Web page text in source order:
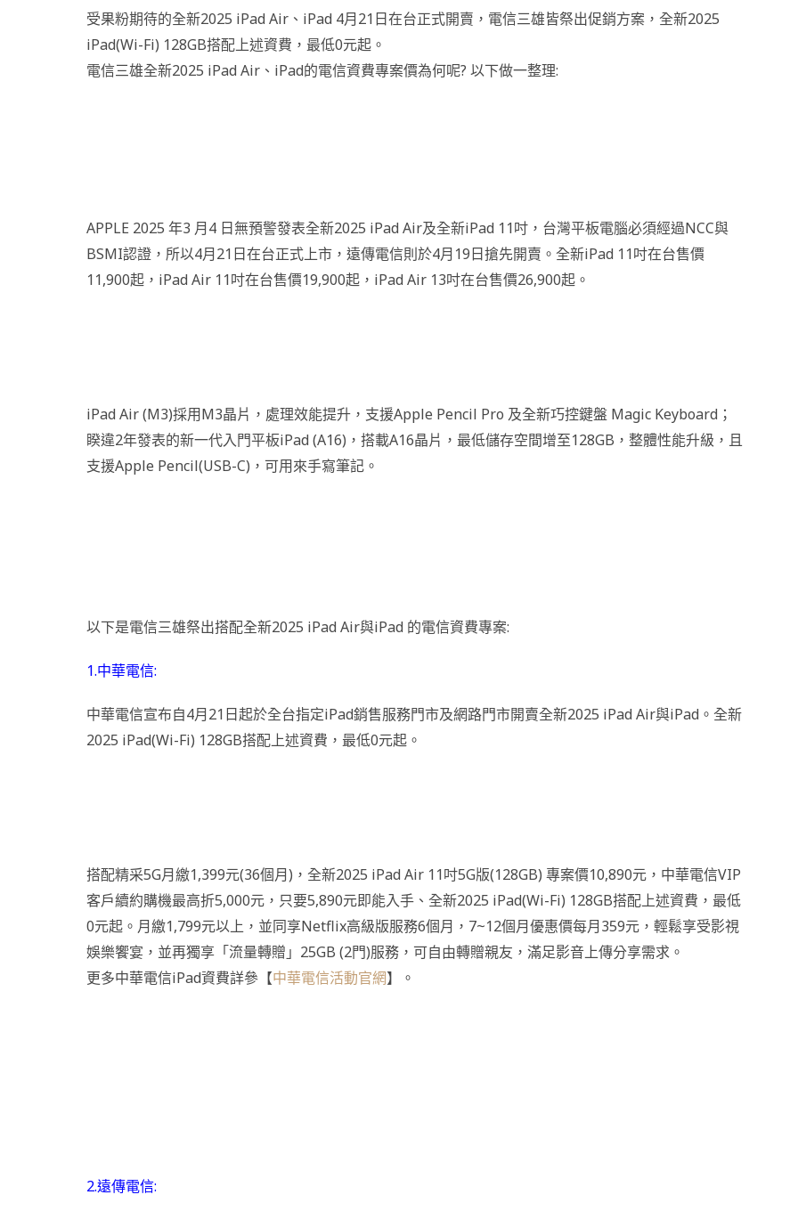
受果粉期待的全新2025 iPad Air、iPad 4月21日在台正式開賣，電信三雄皆祭出促銷方案，全新2025
iPad(Wi-Fi) 128GB搭配上述資費，最低0元起。
電信三雄全新2025 iPad Air、iPad的電信資費專案價為何呢? 以下做一整理:
APPLE 2025 年3 月4 日無預警發表全新2025 iPad Air及全新iPad 11吋，台灣平板電腦必須經過NCC與
BSMI認證，所以4月21日在台正式上市，遠傳電信則於4月19日搶先開賣。全新iPad 11吋在台售價
11,900起，iPad Air 11吋在台售價19,900起，iPad Air 13吋在台售價26,900起。
iPad Air (M3)採用M3晶片，處理效能提升，支援Apple Pencil Pro 及全新巧控鍵盤 Magic Keyboard；
睽違2年發表的新一代入門平板iPad (A16)，搭載A16晶片，最低儲存空間增至128GB，整體性能升級，且
支援Apple Pencil(USB-C)，可用來手寫筆記。
以下是電信三雄祭出搭配全新2025 iPad Air與iPad 的電信資費專案:
1.中華電信:
中華電信宣布自4月21日起於全台指定iPad銷售服務門市及網路門市開賣全新2025 iPad Air與iPad。全新
2025 iPad(Wi-Fi) 128GB搭配上述資費，最低0元起。
搭配精采5G月繳1,399元(36個月)，全新2025 iPad Air 11吋5G版(128GB) 專案價10,890元，中華電信VIP
客戶續約購機最高折5,000元，只要5,890元即能入手、全新2025 iPad(Wi-Fi) 128GB搭配上述資費，最低
0元起。月繳1,799元以上，並同享Netflix高級版服務6個月，7~12個月優惠價每月359元，輕鬆享受影視
娛樂饗宴，並再獨享「流量轉贈」25GB (2門)服務，可自由轉贈親友，滿足影音上傳分享需求。
更多中華電信iPad資費詳參【中華電信活動官網】。
2.遠傳電信: